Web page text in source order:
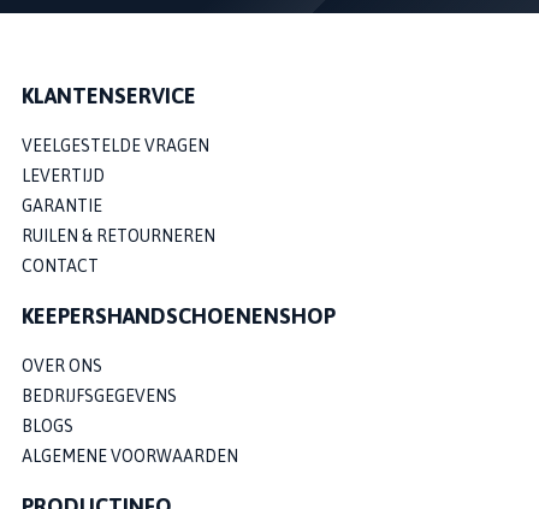
KLANTENSERVICE
VEELGESTELDE VRAGEN
LEVERTIJD
GARANTIE
RUILEN & RETOURNEREN
CONTACT
KEEPERSHANDSCHOENENSHOP
OVER ONS
BEDRIJFSGEGEVENS
BLOGS
ALGEMENE VOORWAARDEN